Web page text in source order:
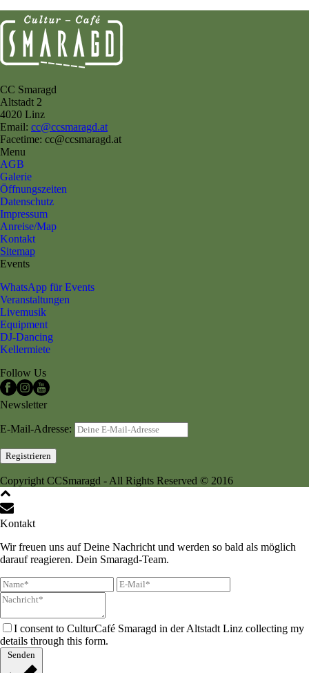
CC Smaragd
Altstadt 2
4020 Linz
Email: cc@ccsmaragd.at
Facetime: cc@ccsmaragd.at
Menu
AGB
Galerie
Öffnungszeiten
Datenschutz
Impressum
Anreise/Map
Kontakt
Sitemap
Events
WhatsApp für Events
Veranstaltungen
Livemusik
Equipment
DJ-Dancing
Kellermiete
Follow Us
Newsletter
E-Mail-Adresse:
Copyright CCSmaragd - All Rights Reserved © 2016
Kontakt
Wir freuen uns auf Deine Nachricht und werden so bald als möglich
darauf reagieren. Dein Smaragd-Team.
I consent to CulturCafé Smaragd in der Altstadt Linz collecting my
details through this form.
Senden